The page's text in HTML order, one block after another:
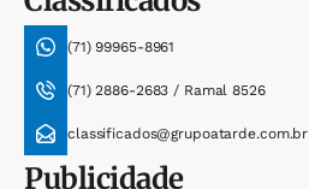
(71) 99965-8961
(71) 2886-2683 / Ramal 8526
classificados@grupoatarde.com.br
Publicidade